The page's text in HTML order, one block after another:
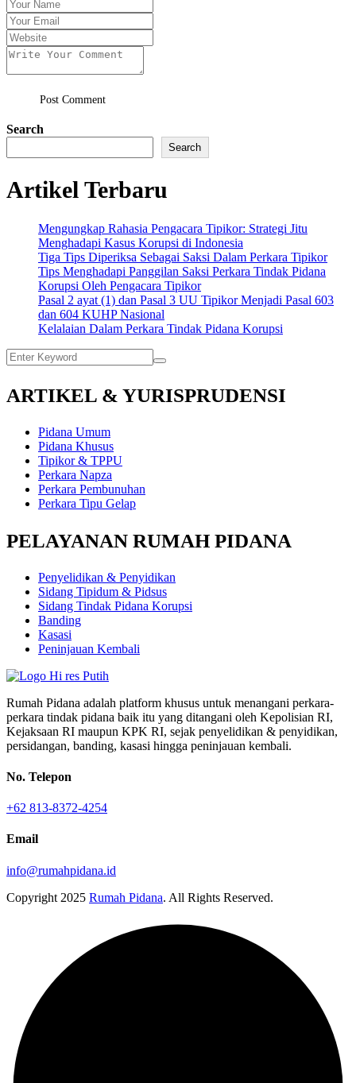
Post Comment
Search
Search
Artikel Terbaru
Mengungkap Rahasia Pengacara Tipikor: Strategi Jitu
Menghadapi Kasus Korupsi di Indonesia
Tiga Tips Diperiksa Sebagai Saksi Dalam Perkara Tipikor
Tips Menghadapi Panggilan Saksi Perkara Tindak Pidana
Korupsi Oleh Pengacara Tipikor
Pasal 2 ayat (1) dan Pasal 3 UU Tipikor Menjadi Pasal 603
dan 604 KUHP Nasional
Kelalaian Dalam Perkara Tindak Pidana Korupsi
ARTIKEL & YURISPRUDENSI
Pidana Umum
Pidana Khusus
Tipikor & TPPU
Perkara Napza
Perkara Pembunuhan
Perkara Tipu Gelap
PELAYANAN RUMAH PIDANA
Penyelidikan & Penyidikan
Sidang Tipidum & Pidsus
Sidang Tindak Pidana Korupsi
Banding
Kasasi
Peninjauan Kembali
Rumah Pidana adalah platform khusus untuk menangani perkara-
perkara tindak pidana baik itu yang ditangani oleh Kepolisian RI,
Kejaksaan RI maupun KPK RI, sejak penyelidikan & penyidikan,
persidangan, banding, kasasi hingga peninjauan kembali.
No. Telepon
+62 813-8372-4254
Email
info@rumahpidana.id
Copyright 2025 Rumah Pidana. All Rights Reserved.